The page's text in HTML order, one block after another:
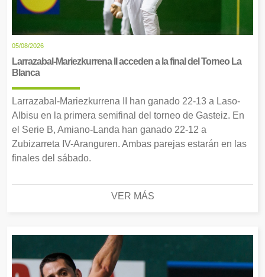
05/08/2026
Larrazabal-Mariezkurrena II acceden a la final del Torneo La
Blanca
Larrazabal-Mariezkurrena II han ganado 22-13 a Laso-
Albisu en la primera semifinal del torneo de Gasteiz. En
el Serie B, Amiano-Landa han ganado 22-12 a
Zubizarreta IV-Aranguren. Ambas parejas estarán en las
finales del sábado.
VER MÁS